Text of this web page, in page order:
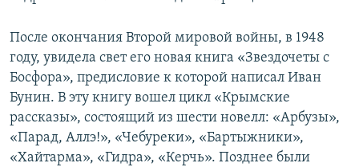
После окончания Второй мировой войны, в 1948
году, увидела свет его новая книга «Звездочеты с
Босфора», предисловие к которой написал Иван
Бунин. В эту книгу вошел цикл «Крымские
рассказы», состоящий из шести новелл: «Арбузы»,
«Парад, Аллэ!», «Чебуреки», «Бартыжники»,
«Хайтарма», «Гидра», «Керчь». Позднее были